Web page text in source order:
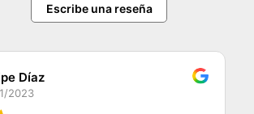
Escribe una reseña
Díaz
2023